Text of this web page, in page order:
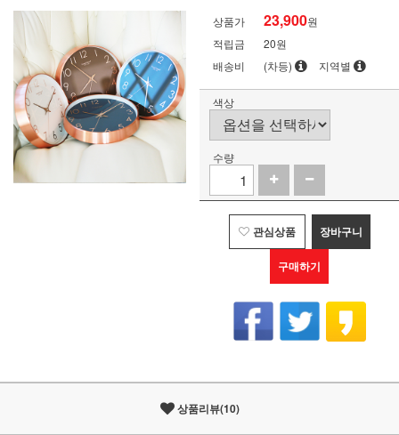
상품가 23,900원
적립금
20원
배송비
(차등) 지역별
색상
수량
관심상품 장바구니
구매하기
상품리뷰(10)